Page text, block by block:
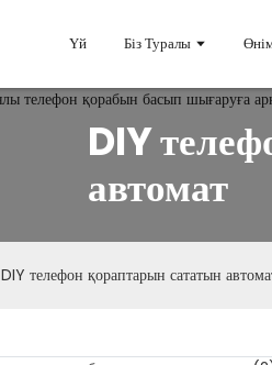
Үй Біз Туралы
DIY
автомат
DIY телефон қораптарын сататын